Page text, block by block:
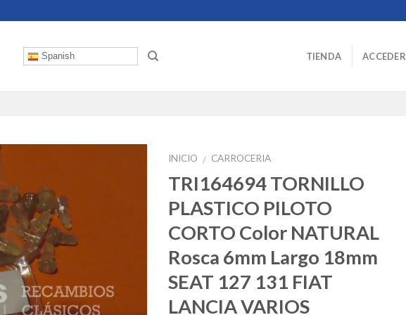
Spanish TIENDA ACCEDER
INICIO / CARROCERIA
TRI164694 TORNILLO
PLASTICO PILOTO
CORTO Color NATURAL
Rosca 6mm Largo 18mm
SEAT 127 131 FIAT
LANCIA VARIOS